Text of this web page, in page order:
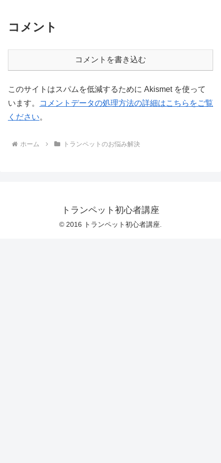
コメント
コメントを書き込む
このサイトはスパムを低減するために Akismet を使って
います。
コメントデータの処理方法の詳細はこちらをご覧
ください。
ホーム トランペットのお悩み解決
トランペット初心者講座
© 2016 トランペット初心者講座.